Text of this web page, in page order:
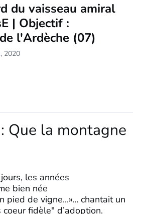
du vaisseau amiral
| Objectif :
l'Ardèche (07)
2020
Que la montagne
les années
bien née
pied de vigne...»… chantait un
fidèle" d’adoption.